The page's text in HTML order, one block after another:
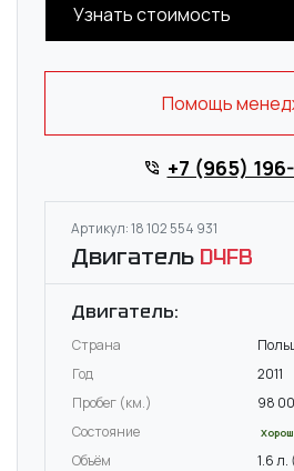
Узнать стоимость
Помощь
+7 (965)
Артикул: 18 102 554 931
Двигатель D4FB
Двигатель:
Страна
Год
2011
Пробег (км.)
98
Состояние
Объём 1.6 л.